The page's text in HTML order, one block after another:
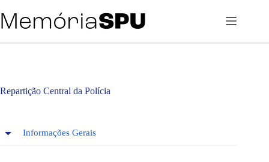
para
o
Repartição Central da Polícia
Informações Gerais